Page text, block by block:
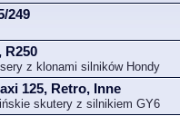
249
R250
z klonami silników Hondy
125, Retro, Inne
skutery z silnikiem GY6